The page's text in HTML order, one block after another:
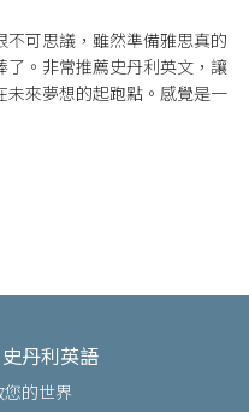
可思議，雖然準備雅思真的
。非常推薦史丹利英文，讓
來夢想的起跑點。感覺是一
丹利英語
的世界